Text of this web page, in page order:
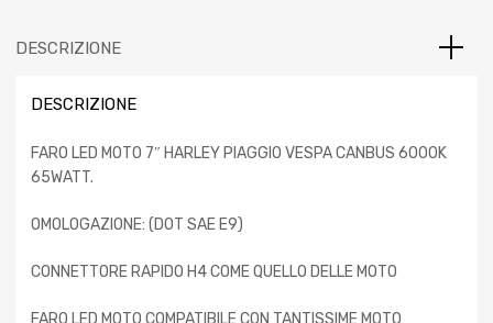
DESCRIZIONE
DESCRIZIONE
FARO LED MOTO 7″ HARLEY PIAGGIO VESPA CANBUS 6000K
65WATT.
OMOLOGAZIONE: (DOT SAE E9)
CONNETTORE RAPIDO H4 COME QUELLO DELLE MOTO
FARO LED MOTO COMPATIBILE CON TANTISSIME MOTO